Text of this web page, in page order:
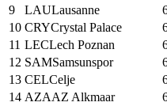
9
LAULausanne
10 CRYCrystal Palace
11 LECLech Poznan
12 SAMSamsunspor
13 CELCelje
14 AZAAZ Alkmaar